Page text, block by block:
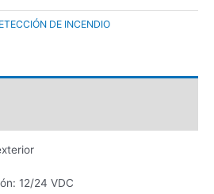
DE INCENDIO
12/24 VDC